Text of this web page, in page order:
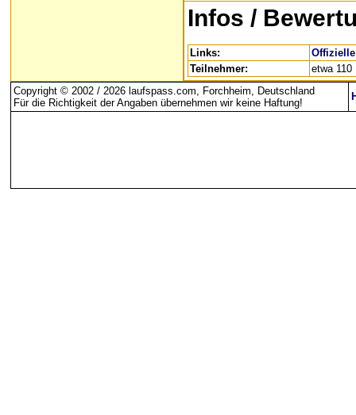
Infos /
Links:
Teilnehmer:
etwa 110
Copyright © 2002 / 2026 laufspass.com, Forchheim, Deutschland
Für die Richtigkeit der Angaben übernehmen wir keine Haftung!